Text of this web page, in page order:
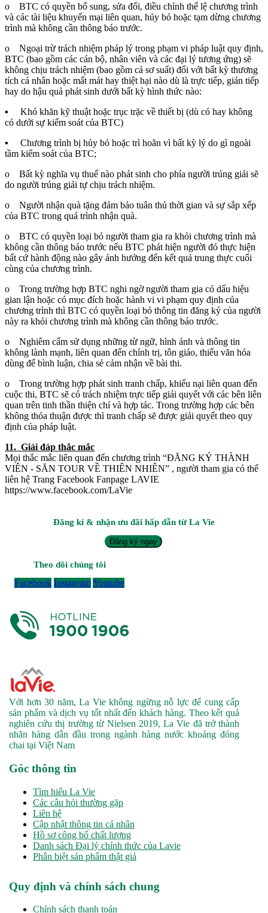
o BTC có quyền bổ sung, sửa đổi, điều chỉnh thể lệ chương trình
và các tài liệu khuyến mại liên quan, hủy bỏ hoặc tạm dừng chương
trình mà không cần thông báo trước.
o Ngoại trừ trách nhiệm pháp lý trong phạm vi pháp luật quy định,
BTC (bao gồm các cán bộ, nhân viên và các đại lý tương ứng) sẽ
không chịu trách nhiệm (bao gồm cả sơ suất) đối với bất kỳ thương
tích cá nhân hoặc mất mát hay thiệt hại nào dù là trực tiếp, gián tiếp
hay do hậu quả phát sinh dưới bất kỳ hình thức nào:
▪ Khó khăn kỹ thuật hoặc trục trặc về thiết bị (dù có hay không
có dưới sự kiểm soát của BTC)
▪ Chương trình bị hủy bỏ hoặc trì hoãn vì bất kỳ lý do gì ngoài
tầm kiểm soát của BTC;
o Bất kỳ nghĩa vụ thuế nào phát sinh cho phía người trúng giải sẽ
do người trúng giải tự chịu trách nhiệm.
o Người nhận quà tặng đảm bảo tuân thủ thời gian và sự sắp xếp
của BTC trong quá trình nhận quà.
o BTC có quyền loại bỏ người tham gia ra khỏi chương trình mà
không cần thông báo trước nếu BTC phát hiện người đó thực hiện
bất cứ hành động nào gây ảnh hưởng đến kết quả trung thực cuối
cùng của chương trình.
o Trong trường hợp BTC nghi ngờ người tham gia có dấu hiệu
gian lận hoặc có mục đích hoặc hành vi vi phạm quy định của
chương trình thì BTC có quyền loại bỏ thông tin đăng ký của người
này ra khỏi chương trình mà không cần thông báo trước.
o Nghiêm cấm sử dụng những từ ngữ, hình ảnh và thông tin
không lành mạnh, liên quan đến chính trị, tôn giáo, thiếu văn hóa
dùng để bình luận, chia sẻ cảm nhận về bài thi.
o Trong trường hợp phát sinh tranh chấp, khiếu nại liên quan đến
cuộc thi, BTC sẽ có trách nhiệm trực tiếp giải quyết với các bên liên
quan trên tinh thần thiện chí và hợp tác. Trong trường hợp các bên
không thỏa thuận được thì tranh chấp sẽ được giải quyết theo quy
định của pháp luật.
11. Giải đáp thắc mắc
Mọi thắc mắc liên quan đến chương trình “ĐĂNG KÝ THÀNH
VIÊN - SĂN TOUR VỀ THIÊN NHIÊN” , người tham gia có thể
liên hệ Trang Facebook Fanpage LAVIE
https://www.facebook.com/LaVie
Đăng kí & nhận ưu đãi hấp dẫn từ La Vie
Đăng ký ngay
Theo dõi chúng tôi
Facebook InstagramYoutube
Với hơn 30 năm, La Vie không ngừng nỗ lực để cung cấp
sản phẩm và dịch vụ tốt nhất đến khách hàng. Theo kết quả
nghiên cứu thị trường từ Nielsen 2019, La Vie đã trở thành
nhãn hàng dẫn đầu trong ngành hàng nước khoáng đóng
chai tại Việt Nam
Góc thông tin
Tìm hiểu La Vie
Các câu hỏi thường gặp
Liên hệ
Cập nhật thông tin cá nhân
Hồ sơ công bố chất lượng
Danh sách Đại lý chính thức của Lavie
Phân biệt sản phẩm thật giả
Quy định và chính sách chung
Chính sách thanh toán